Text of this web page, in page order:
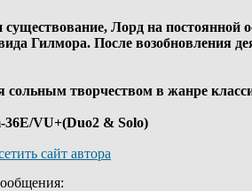
Лорд на
Гилмора. После возобновления
сольным творчеством в жанре
36E/VU+(Duo2 & Solo)
: